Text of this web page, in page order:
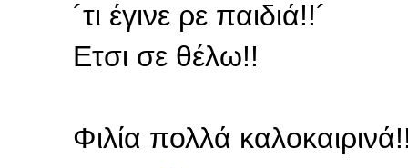
´τι έγινε ρε παιδιά!!´
Ετσι σε θέλω!!
Φιλία πολλά